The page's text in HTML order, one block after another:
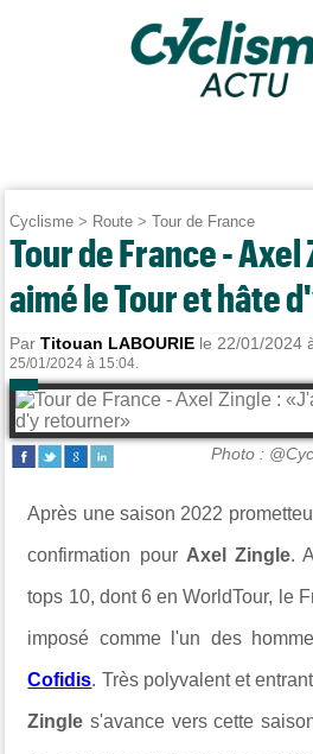
Cyclisme > Route >Tour de France
Tour de France - Axel
aimé le Tour et hâte
ParTitouan LABOURIE le 22/01/2024
25/01/2024 à 15:04.
Photo :
Après une saison 2022
confirmation pour Axel Zingle.
tops 10, dont 6 en WorldTour, le
imposé comme l'un des
Cofidis. Très polyvalent et
Zingles'avance vers cette